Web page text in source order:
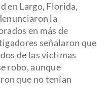
en Largo, Florida,
la
en más de
señalaron que
de las víctimas
robo, aunque
que no tenían